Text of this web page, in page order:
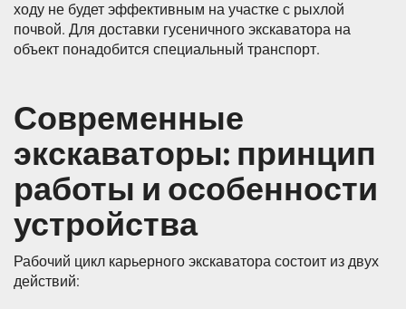
ходу не будет эффективным на участке с рыхлой
почвой. Для доставки гусеничного экскаватора на
объект понадобится специальный транспорт.
Современные
экскаваторы: принцип
работы и особенности
устройства
Рабочий цикл карьерного экскаватора состоит из двух
действий: